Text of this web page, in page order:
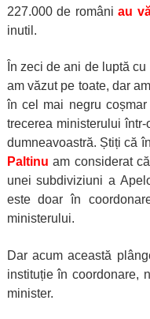
227.000 de româniau
inutil.
În zeci de ani de luptă
am văzut pe toate, dar
în cel mai negru
trecerea ministerului
dumneavoastră. Știți că
Paltinu am considerat
unei subdiviziuni a
este doar în
ministerului.
Dar acum această
instituție în coordonare,
minister.